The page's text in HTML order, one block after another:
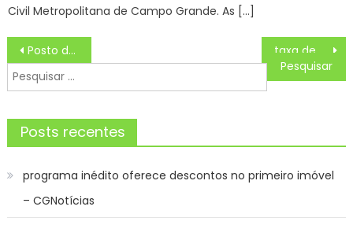
Civil Metropolitana de Campo Grande. As […]
Navegação
de
Post
Posto de Atendimento ao Trabalhador (PAT) de Guaratinguetá divulga as vagas de emprego nesta Sexta-feira (22)
Pesquisar
por:
Posts recentes
programa inédito oferece descontos no primeiro imóvel
– CGNotícias